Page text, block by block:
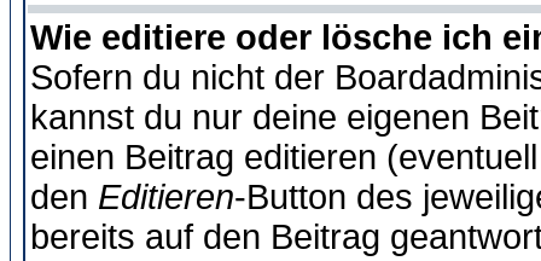
Wie editiere oder lösche ich
Sofern du nicht der
kannst du nur deine eigenen
einen Beitrag editieren
den Editieren-Button des
bereits auf den Beitrag